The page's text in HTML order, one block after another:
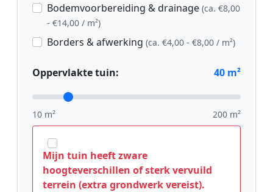
Bodemvoorbereiding & drainage (ca. €8,00
- €14,00 / m²)
Borders & afwerking (ca. €4,00 - €8,00 / m²)
Oppervlakte tuin: 40 m²
10 m² 200 m²
Mijn tuin heeft zware
hoogteverschillen of sterk vervuild
terrein (extra grondwerk vereist).